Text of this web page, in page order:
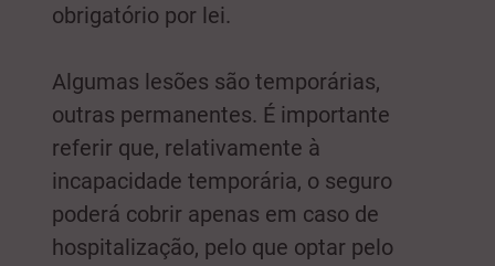
obrigatório por lei.
Algumas lesões são temporárias,
outras permanentes. É importante
referir que, relativamente à
incapacidade temporária, o seguro
poderá cobrir apenas em caso de
hospitalização, pelo que optar pelo